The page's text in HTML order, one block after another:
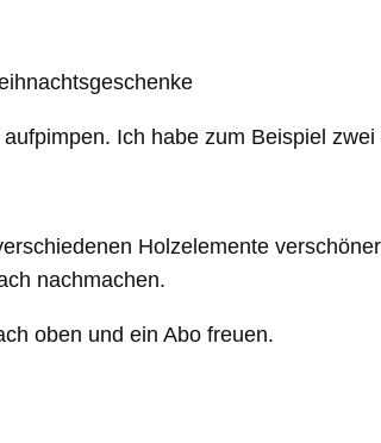
Ich habe zum Beispiel
Holzelemente
nachmachen.
oben und ein Abo freuen.